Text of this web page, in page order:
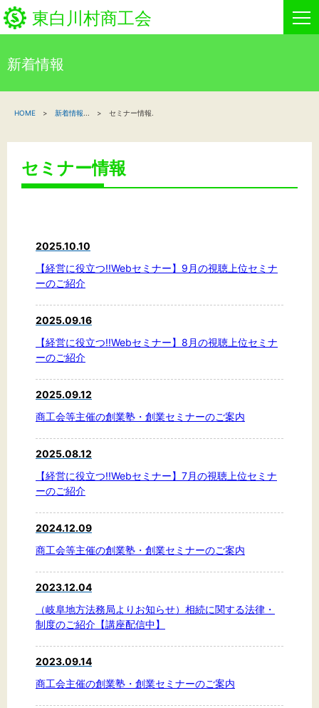
東白川村商工会
新着情報
関係機関の方へ
商工会事業
文字サイズ
背景色
新着情報
HOME 新着情報 セミナー情報.
セミナー情報
2025.10.10
【経営に役立つ!!Webセミナー】9月の視聴上位セミナ
ーのご紹介
2025.09.16
【経営に役立つ!!Webセミナー】8月の視聴上位セミナ
ーのご紹介
2025.09.12
商工会等主催の創業塾・創業セミナーのご案内
2025.08.12
【経営に役立つ!!Webセミナー】7月の視聴上位セミナ
ーのご紹介
2024.12.09
商工会等主催の創業塾・創業セミナーのご案内
2023.12.04
（岐阜地方法務局よりお知らせ）相続に関する法律・
制度のご紹介【講座配信中】
2023.09.14
商工会主催の創業塾・創業セミナーのご案内